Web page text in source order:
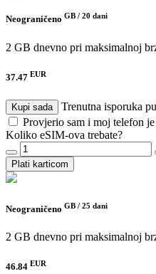
Neograničeno GB / 20 dani
2 GB dnevno pri maksimalnoj
37.47 EUR
Kupi sada
Trenutna isporuka
Provjerio sam i moj telefon
Koliko eSIM-ova trebate?
Plati karticom
Neograničeno GB / 25 dani
2 GB dnevno pri maksimalnoj
46.84 EUR